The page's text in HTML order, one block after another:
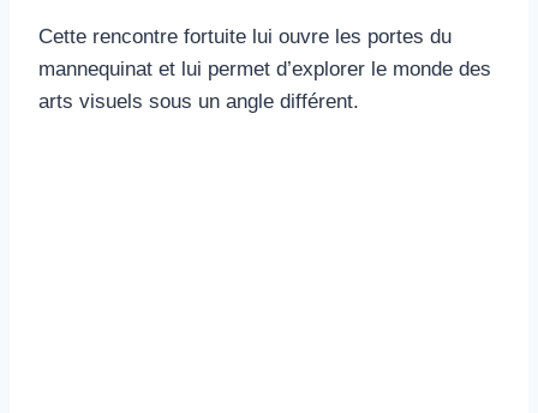
Cette rencontre fortuite lui ouvre les portes du
mannequinat et lui permet d’explorer le monde des
arts visuels sous un angle différent.